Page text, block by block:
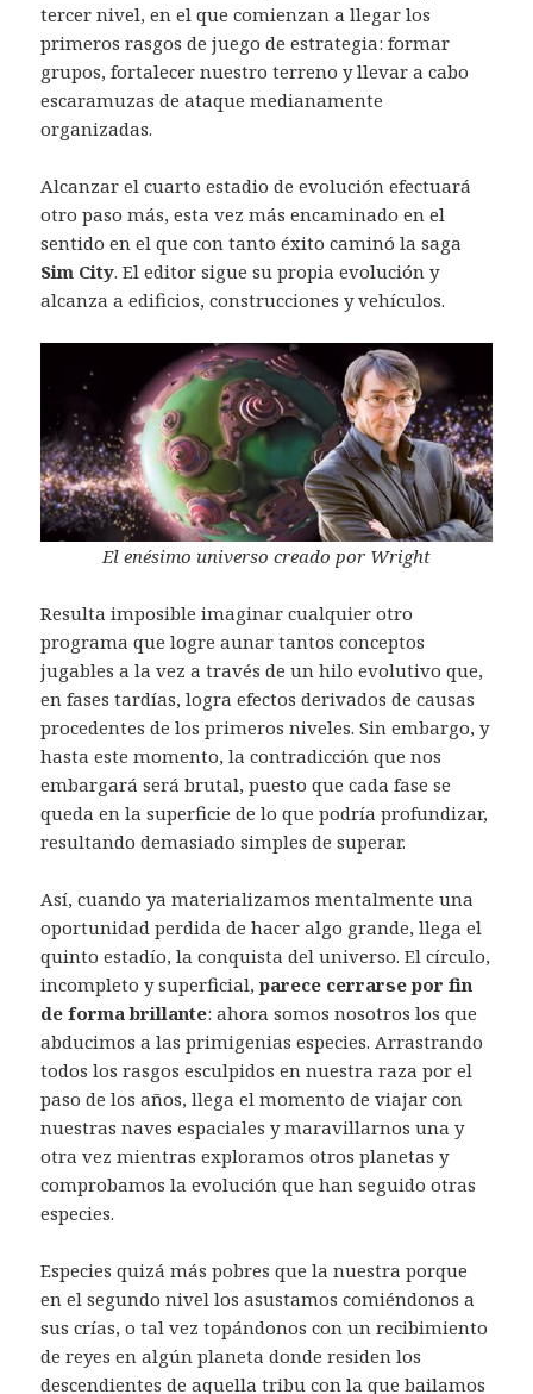
tercer nivel, en el que comienzan a llegar los
primeros rasgos de juego de estrategia: formar
grupos, fortalecer nuestro terreno y llevar a cabo
escaramuzas de ataque medianamente
organizadas.
Alcanzar el cuarto estadio de evolución efectuará
otro paso más, esta vez más encaminado en el
sentido en el que con tanto éxito caminó la saga
Sim City. El editor sigue su propia evolución y
alcanza a edificios, construcciones y vehículos.
El enésimo universo creado por Wright
Resulta imposible imaginar cualquier otro
programa que logre aunar tantos conceptos
jugables a la vez a través de un hilo evolutivo que,
en fases tardías, logra efectos derivados de causas
procedentes de los primeros niveles. Sin embargo, y
hasta este momento, la contradicción que nos
embargará será brutal, puesto que cada fase se
queda en la superficie de lo que podría profundizar,
resultando demasiado simples de superar.
Así, cuando ya materializamos mentalmente una
oportunidad perdida de hacer algo grande, llega el
quinto estadío, la conquista del universo. El círculo,
incompleto y superficial,parece cerrarse por fin
de forma brillante: ahora somos nosotros los que
abducimos a las primigenias especies. Arrastrando
todos los rasgos esculpidos en nuestra raza por el
paso de los años, llega el momento de viajar con
nuestras naves espaciales y maravillarnos una y
otra vez mientras exploramos otros planetas y
comprobamos la evolución que han seguido otras
especies.
Especies quizá más pobres que la nuestra porque
en el segundo nivel los asustamos comiéndonos a
sus crías, o tal vez topándonos con un recibimiento
de reyes en algún planeta donde residen los
descendientes de aquella tribu con la que bailamos